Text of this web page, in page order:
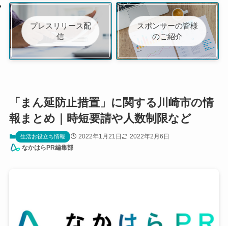
プレスリリース配
信
スポンサーの皆様
のご紹介
「まん延防止措置」に関する川崎市の情
報まとめ｜時短要請や人数制限など
生活お役立ち情報 2022年1月21日
2022年2月6日
なかはらPR編集部